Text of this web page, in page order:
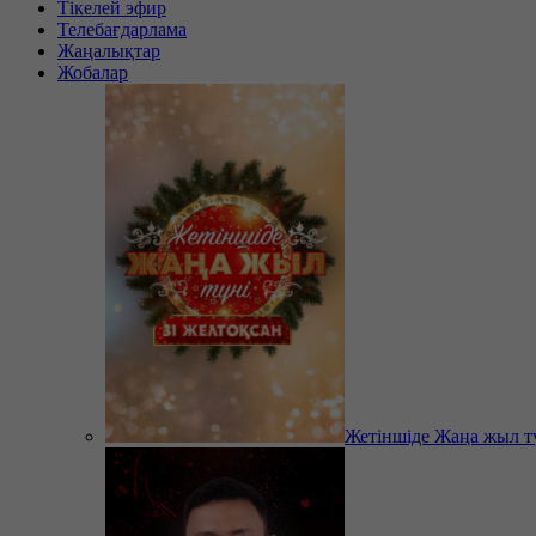
Тікелей эфир
Телебағдарлама
Жаңалықтар
Жобалар
Жетіншіде Жаңа жыл